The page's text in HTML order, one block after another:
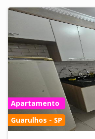
Apartamento
Guarulhos - SP